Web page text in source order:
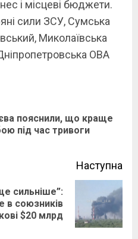
і місцеві бюджети.
сили ЗСУ, Сумська
Миколаївська
ОВА
пояснили, що краще
під час тривоги
Наступна
сильніше”:
в союзників
$20 млрд